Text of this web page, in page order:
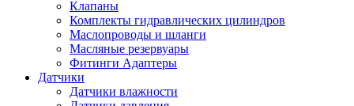
Клапаны
Комплекты гидравлических цилиндров
Маслопроводы и шланги
Масляные резервуары
Фитинги Адаптеры
Датчики
Датчики влажности